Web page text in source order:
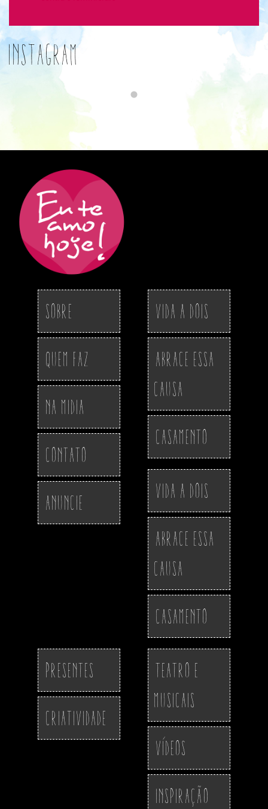
Instagram
Sobre
Quem Faz
Na Midia
Contato
Anuncie
Vida a Dois
Abrace essa
Causa
Casamento
Vida a Dois
Abrace essa
Causa
Casamento
Presentes
Criatividade
Teatro e
Musicais
Vídeos
Inspiração